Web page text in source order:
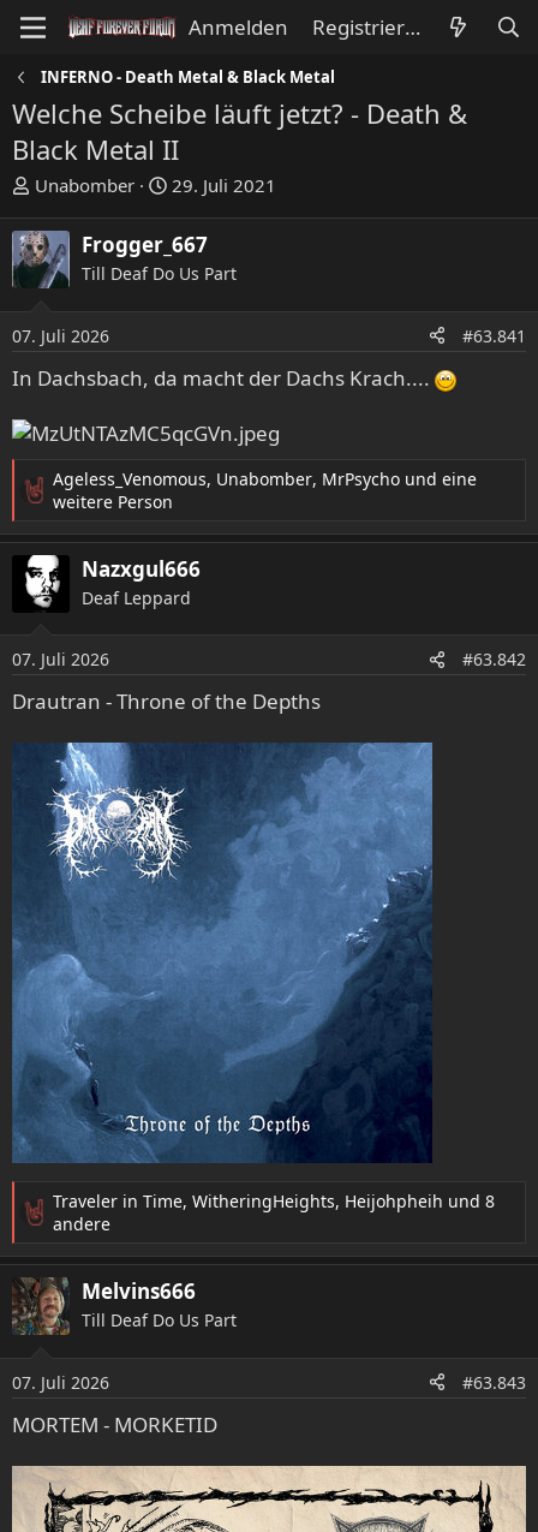
Anmelden Registrieren
INFERNO - Death Metal & Black Metal
Welche Scheibe läuft jetzt? - Death &
Black Metal II
E
s
t
e
l
r
Unabomber
E
s
t
e
l
a
29. Juli 2021
Frogger_667
Till Deaf Do Us Part
07. Juli 2026 #63.841
In Dachsbach, da macht der Dachs Krach....
R
a
k
t
i
o
n
e
n
Ageless_Venomous, Unabomber, MrPsycho und eine
weitere Person
Nazxgul666
Deaf Leppard
07. Juli 2026 #63.842
Drautran - Throne of the Depths
R
a
k
t
i
o
n
e
n
Traveler in Time, WitheringHeights, Heijohpheih und 8
andere
Melvins666
Till Deaf Do Us Part
07. Juli 2026 #63.843
MORTEM - MORKETID